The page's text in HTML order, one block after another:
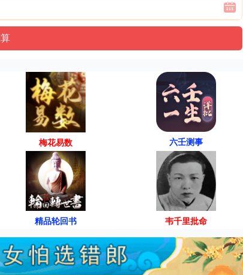
梅花易数 六壬测事
精品轮回书 韦千里批命